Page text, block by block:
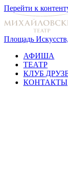
Перейти к
Площадь
АФИША
ТЕАТР
КЛУБ
КОНТАКТЫ